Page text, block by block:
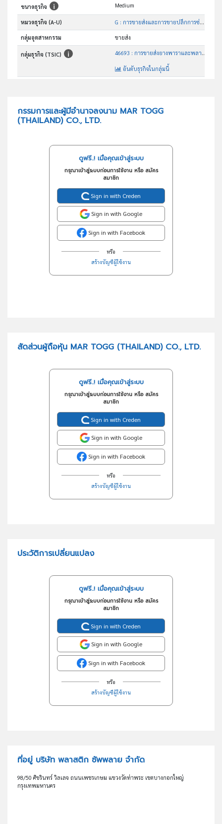
ขนาดธุรกิจ Medium
หมวดธุรกิจ (A-U) G : การขายส่งและการขายปลีกการซ่อมยานยนต์และ จักรยานยนต์
กลุ่มอุตสาหกรรม ขายส่ง
กลุ่มธุรกิจ (TSIC) 46693 : การขายส่งยางพาราและพลาสติกขั้นต้น
อันดับธุรกิจในกลุ่มนี้
กรรมการและผู้มีอำนาจลงนาม MAR TOGG
(THAILAND) CO., LTD.
ดูฟรี..! เมื่อคุณเข้าสู่ระบบ
กรุณาเข้าสู่ระบบก่อนการใช้งาน หรือ สมัคร
สมาชิก
Sign in with Creden
Sign in with Google
Sign in with Facebook
หรือ
สร้างบัญชีผู้ใช้งาน
สัดส่วนผู้ถือหุ้น MAR TOGG (THAILAND) CO., LTD.
ดูฟรี..! เมื่อคุณเข้าสู่ระบบ
กรุณาเข้าสู่ระบบก่อนการใช้งาน หรือ สมัคร
สมาชิก
Sign in with Creden
Sign in with Google
Sign in with Facebook
หรือ
สร้างบัญชีผู้ใช้งาน
ประวัติการเปลี่ยนแปลง
ดูฟรี..! เมื่อคุณเข้าสู่ระบบ
กรุณาเข้าสู่ระบบก่อนการใช้งาน หรือ สมัคร
สมาชิก
Sign in with Creden
Sign in with Google
Sign in with Facebook
หรือ
สร้างบัญชีผู้ใช้งาน
ที่อยู่ บริษัท พลาสติก ซัพพลาย จำกัด
98/50 ศิขรินทร์ วิลเลจ ถนนเพชรเกษม แขวงวัดท่าพระ เขตบางกอกใหญ่
กรุงเทพมหานคร